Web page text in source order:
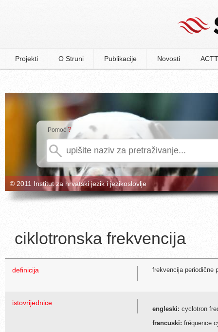
Projekti O Struni Publikacije Novosti
Pomoć ?
© 2011 Institut za hrvatski jezik i jezikoslovlje
ciklotronska frekvencija
definicija frekvencija periodične
istovrijednice
engleski: cyclotron
francuski: fréquence